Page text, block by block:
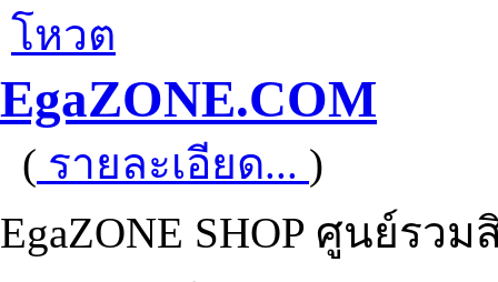
โหวต
EgaZONE.COM
( รายละเอียด... )
EgaZONE SHOP ศูนย์ร